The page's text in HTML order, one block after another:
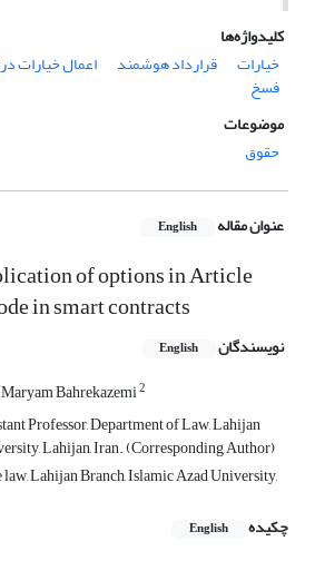
کلیدواژه‌ها
خیارات
قرارداد هوشمند اعمال خیارات
فسخ
موضوعات
حقوق
عنوان مقاله English
of options in Article
in smart contracts
نویسندگان English
Maryam Bahrekazemi2
Professor, Department of Law, Lahijan
Lahijan, Iran. (Corresponding Author)
Lahijan Branch, Islamic Azad University,
چکیده
English